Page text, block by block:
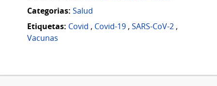
Categorias: Salud
Etiquetas: Covid , Covid-19 , SARS-CoV-2 ,
Vacunas